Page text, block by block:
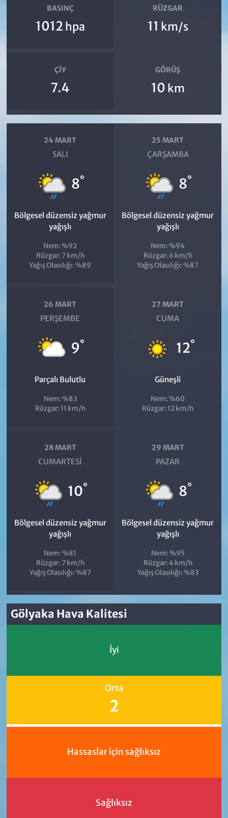
BASINÇ
1012 hpa
RÜZGAR
11 km/s
ÇIY
7.4
GÖRÜŞ
10 km
24 MART
SALI
8°
Bölgesel düzensiz yağmur
yağışlı
Nem: %92
Rüzgar: 7 km/h
Yağış Olasılığı: %89
25 MART
ÇARŞAMBA
8°
Bölgesel düzensiz yağmur
yağışlı
Nem: %94
Rüzgar: 6 km/h
Yağış Olasılığı: %87
26 MART
PERŞEMBE
9°
Parçalı Bulutlu
Nem: %83
Rüzgar: 11 km/h
27 MART
CUMA
12°
Güneşli
Nem: %60
Rüzgar: 12 km/h
28 MART
CUMARTESI
10°
Bölgesel düzensiz yağmur
yağışlı
Nem: %81
Rüzgar: 7 km/h
Yağış Olasılığı: %87
29 MART
PAZAR
8°
Bölgesel düzensiz yağmur
yağışlı
Nem: %95
Rüzgar: 4 km/h
Yağış Olasılığı: %83
Gölyaka Hava Kalitesi
İyi
Orta
2
Hassaslar için sağlıksız
Sağlıksız